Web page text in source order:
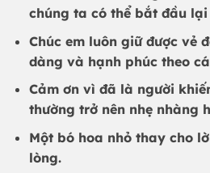
chúng ta có thể bắt đầu
Chúc em luôn giữ được vẻ
dàng và hạnh phúc theo
Cảm ơn vì đã là người
thường trở nên nhẹ nhàng
Một bó hoa nhỏ thay cho
lòng.